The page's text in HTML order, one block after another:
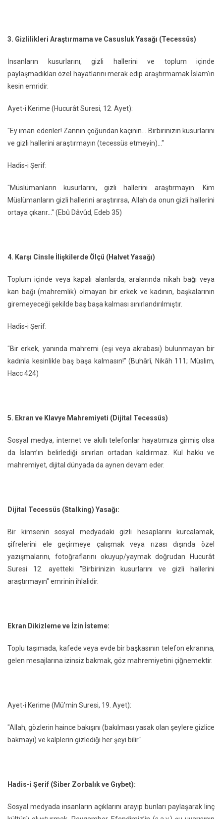
3. Gizlilikleri Araştırmama ve Casusluk Yasağı (Tecessüs)
İnsanların kusurlarını, gizli hallerini ve toplum içinde
paylaşmadıkları özel hayatlarını merak edip araştırmamak İslam'ın
kesin emridir.
Ayet-i Kerime (Hucurât Suresi, 12. Ayet):
"Ey iman edenler! Zannın çoğundan kaçının... Birbirinizin kusurlarını
ve gizli hallerini araştırmayın (tecessüs etmeyin)..."
Hadis-i Şerif:
"Müslümanların kusurlarını, gizli hallerini araştırmayın. Kim
Müslümanların gizli hallerini araştırırsa, Allah da onun gizli hallerini
ortaya çıkarır..." (Ebû Dâvûd, Edeb 35)
4. Karşı Cinsle İlişkilerde Ölçü (Halvet Yasağı)
Toplum içinde veya kapalı alanlarda, aralarında nikah bağı veya
kan bağı (mahremlik) olmayan bir erkek ve kadının, başkalarının
giremeyeceği şekilde baş başa kalması sınırlandırılmıştır.
Hadis-i Şerif:
"Bir erkek, yanında mahremi (eşi veya akrabası) bulunmayan bir
kadınla kesinlikle baş başa kalmasın!" (Buhârî, Nikâh 111; Müslim,
Hacc 424)
5. Ekran ve Klavye Mahremiyeti (Dijital Tecessüs)
Sosyal medya, internet ve akıllı telefonlar hayatımıza girmiş olsa
da İslam’ın belirlediği sınırları ortadan kaldırmaz. Kul hakkı ve
mahremiyet, dijital dünyada da aynen devam eder.
Dijital Tecessüs (Stalking) Yasağı:
Bir kimsenin sosyal medyadaki gizli hesaplarını kurcalamak,
şifrelerini ele geçirmeye çalışmak veya rızası dışında özel
yazışmalarını, fotoğraflarını okuyup/yaymak doğrudan Hucurât
Suresi 12. ayetteki "Birbirinizin kusurlarını ve gizli hallerini
araştırmayın" emrinin ihlalidir.
Ekran Dikizleme ve İzin İsteme:
Toplu taşımada, kafede veya evde bir başkasının telefon ekranına,
gelen mesajlarına izinsiz bakmak, göz mahremiyetini çiğnemektir.
Ayet-i Kerime (Mü'min Suresi, 19. Ayet):
"Allah, gözlerin haince bakışını (bakılması yasak olan şeylere gizlice
bakmayı) ve kalplerin gizlediği her şeyi bilir."
Hadis-i Şerif (Siber Zorbalık ve Gıybet):
Sosyal medyada insanların açıklarını arayıp bunları paylaşarak linç